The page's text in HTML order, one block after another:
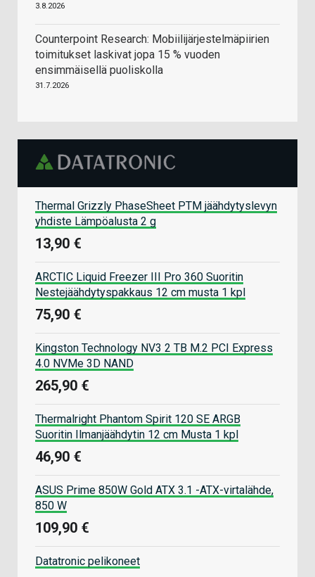
3.8.2026
Counterpoint Research: Mobiilijärjestelmäpiirien
toimitukset laskivat jopa 15 % vuoden
ensimmäisellä puoliskolla
31.7.2026
Thermal Grizzly PhaseSheet PTM jäähdytyslevyn
yhdiste Lämpöalusta 2 g
13,90 €
ARCTIC Liquid Freezer III Pro 360 Suoritin
Nestejäähdytyspakkaus 12 cm musta 1 kpl
75,90 €
Kingston Technology NV3 2 TB M.2 PCI Express
4.0 NVMe 3D NAND
265,90 €
Thermalright Phantom Spirit 120 SE ARGB
Suoritin Ilmanjäähdytin 12 cm Musta 1 kpl
46,90 €
ASUS Prime 850W Gold ATX 3.1 -ATX-virtalähde,
850 W
109,90 €
Datatronic pelikoneet